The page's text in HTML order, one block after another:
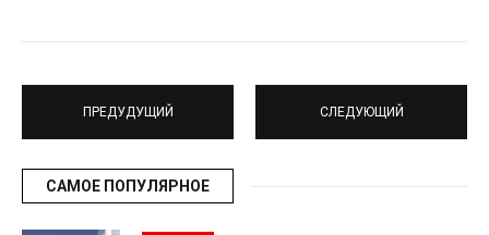
ПРЕДУДУЩИЙ СЛЕДУЮЩИЙ
САМОЕ ПОПУЛЯРНОЕ